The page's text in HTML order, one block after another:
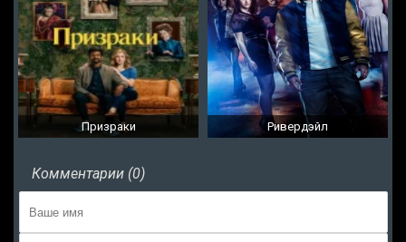
Призраки Ривердэйл
Комментарии (0)